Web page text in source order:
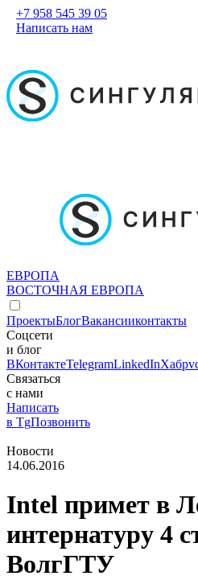
+7 958 545 39 05
Написать нам
ЕВРОПА
ВОСТОЧНАЯ ЕВРОПА
ПроектыБлогВакансииконтакты
Соцсети
и блог
ВКонтактеTelegramLinkedInХабр
Связаться
с нами
Написать
в TgПозвонить
Новости
14.06.2016
Intel примет в
интернатуру 4
ВолгГТУ